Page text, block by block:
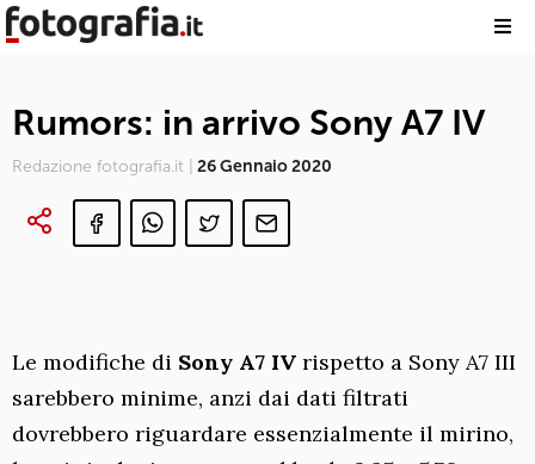
Rumors: in arrivo Sony A7 IV
Redazione fotografia.it | 26 Gennaio 2020
Le modifiche di Sony A7 IV rispetto a Sony A7 III
sarebbero minime, anzi dai dati filtrati
dovrebbero riguardare essenzialmente il mirino,